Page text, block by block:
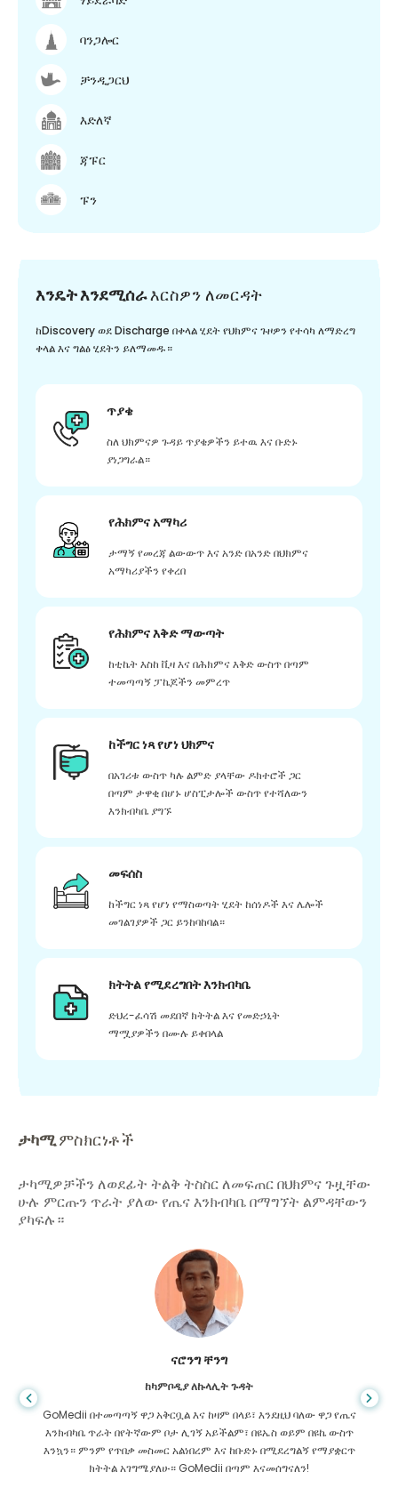
ባንጋሎር
ቻንዲጋርህ
እድለኛ
ጃፑር
ፑን
እንዴት እንደሚሰራእርስዎን ለመርዳት
ከDiscovery ወደ Discharge በቀላል ሂደት የህክምና ጉዞዎን የተሳካ ለማድረግ
ቀላል እና ግልፅ ሂደትን ይለማመዱ።
ጥያቄ
ስለ ህክምናዎ ጉዳይ ጥያቄዎችን ይተዉ እና ቡድኑ
ያነጋግራል።
የሕክምና አማካሪ
ታማኝ የመረጃ ልውውጥ እና አንድ በአንድ በህክምና
አማካሪያችን የቀረበ
የሕክምና እቅድ ማውጣት
ከቲኬት እስከ ቪዛ እና በሕክምና እቅድ ውስጥ በጣም
ተመጣጣኝ ፓኬጆችን መምረጥ
ከችግር ነጻ የሆነ ህክምና
በአገሪቱ ውስጥ ካሉ ልምድ ያላቸው ዶክተሮች ጋር
በጣም ታዋቂ በሆኑ ሆስፒታሎች ውስጥ የተሻለውን
እንክብካቤ ያግኙ
መፍሰስ
ከችግር ነጻ የሆነ የማስወጣት ሂደት ከሰነዶች እና ሌሎች
መገልገያዎች ጋር ይንከባከባል።
ክትትል የሚደረግበት እንክብካቤ
ድህረ-ፈሳሽ መደበኛ ክትትል እና የመድኃኒት
ማሟያዎችን በሙሉ ይቀበላል
ታካሚምስክርነቶች
ታካሚዎቻችን ለወደፊት ትልቅ ትስስር ለመፍጠር በህክምና ጉዟቸው
ሁሉ ምርጡን ጥራት ያለው የጤና እንክብካቤ በማግኘት ልምዳቸውን
ያካፍሉ።
ሻንዳ ዳስ
ከባንግላዴሽ ለጂስትሮኢንትሮሎጂ
ከባንግላዲሽ ወደ ህንድ እንድታከም የረዳኝን ልጄን እና ጎሜዲ የተባለውን ድንቅ
ቡድን አመሰግናለው። GoMedii ን በመምረጥ ረገድ ትክክለኛውን ምርጫ
አድርገናል። ከህክምና በኋላም ቢሆን ከእኛ ጋር ትልቅ ትስስር አላቸው።